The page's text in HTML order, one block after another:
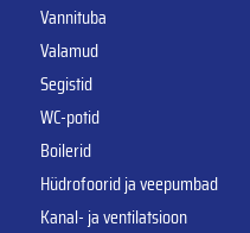
Vannituba
Valamud
Segistid
WC-potid
Boilerid
Hüdrofoorid ja veepumbad
Kanal- ja ventilatsioon